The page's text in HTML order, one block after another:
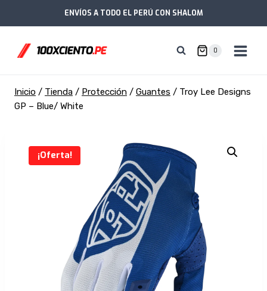
al
ENVÍOS A TODO EL PERÚ CON SHALOM
0
Inicio / Tienda / Protección / Guantes / Troy Lee Designs
GP – Blue/ White
¡Oferta!